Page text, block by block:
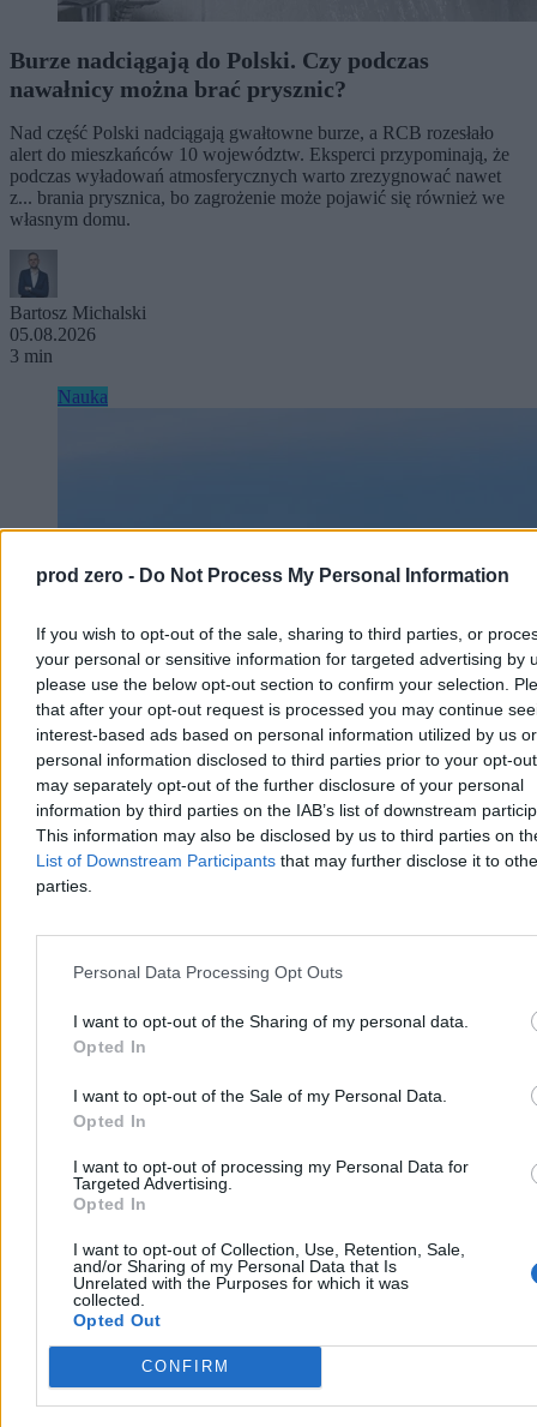
prod zero - Do Not Process My Personal Information
If you wish to opt-out of the sale, sharing to third parties, or
your personal or sensitive information for targeted advertising by
please use the below opt-out section to confirm your selection.
that after your opt-out request is processed you may continue
interest-based ads based on personal information utilized by us or
personal information disclosed to third parties prior to your opt-
may separately opt-out of the further disclosure of your personal
information by third parties on the IAB’s list of downstream
This information may also be disclosed by us to third parties on
List of Downstream Participants that may further disclose it to
parties.
Personal Data Processing Opt Outs
I want to opt-out of the Sharing of my personal data.
Opted In
I want to opt-out of the Sale of my Personal Data.
Opted In
I want to opt-out of processing my Personal Data for
Targeted Advertising.
Opted In
I want to opt-out of Collection, Use, Retention, Sale,
and/or Sharing of my Personal Data that Is
Unrelated with the Purposes for which it was
collected.
Opted Out
CONFIRM
Burze nadciągają do Polski. Czy podczas
nawałnicy można brać prysznic?
Nad część Polski nadciągają gwałtowne burze, a RCB rozesłało
alert do mieszkańców 10 województw. Eksperci przypominają, że
podczas wyładowań atmosferycznych warto zrezygnować nawet
z... brania prysznica, bo zagrożenie może pojawić się również we
własnym domu.
Bartosz Michalski
05.08.2026
3 min
Nauka
To ostatni etap przed odlotem. Bociany rozpoczęły
przygotowania
To jeden z najbardziej charakterystycznych znaków kończącego się
lata. Na polach i łąkach w całej Polsce można już obserwować
bocianie sejmiki, a eksperci nie mają wątpliwości – wielka migracja
05.08.2026
Nauka